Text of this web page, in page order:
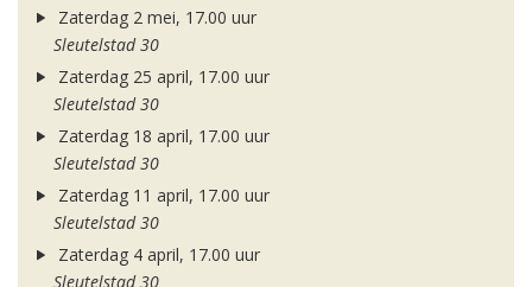
Zaterdag 2 mei, 17.00 uur
Sleutelstad 30
Zaterdag 25 april, 17.00 uur
Sleutelstad 30
Zaterdag 18 april, 17.00 uur
Sleutelstad 30
Zaterdag 11 april, 17.00 uur
Sleutelstad 30
Zaterdag 4 april, 17.00 uur
Sleutelstad 30